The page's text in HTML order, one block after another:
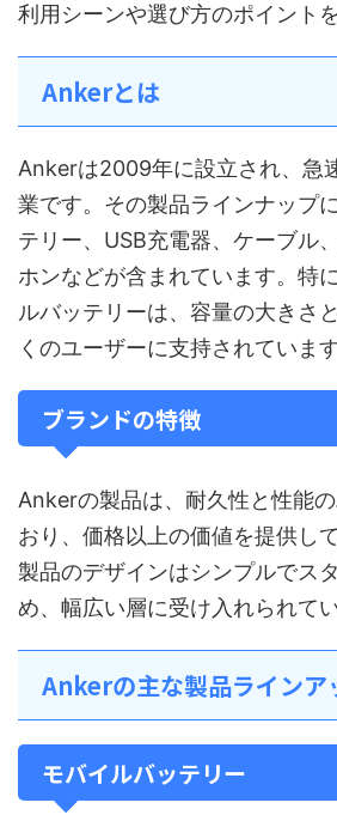
利用シーンや選び方のポイント
Ankerとは
Ankerは2009年に設立され、急
業です。その製品ラインナップ
テリー、USB充電器、ケーブル
ホンなどが含まれています。特
ルバッテリーは、容量の大きさ
くのユーザーに支持されています
ブランドの特徴
Ankerの製品は、耐久性と性能
おり、価格以上の価値を提供し
製品のデザインはシンプルでス
め、幅広い層に受け入れられてい
Ankerの主な製品ラインア
モバイルバッテリー